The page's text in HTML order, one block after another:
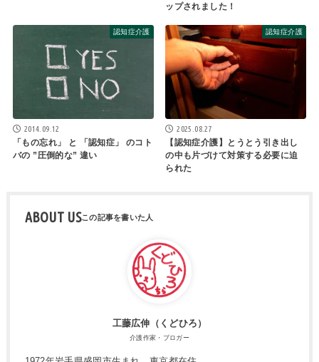
ップされました！
認知症介護
2014.09.12
「もの忘れ」 と 「認知症」 のコト
バの ”圧倒的な” 違い
認知症介護
2025.08.27
【認知症介護】とうとう引き出し
の中も片づけて対策する必要に迫
られた
ABOUT US
工藤広伸（くどひろ）
介護作家・ブロガー